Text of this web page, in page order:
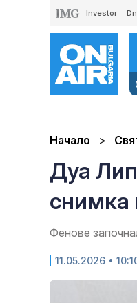
Investor
Начало
Дуа
снимка
Фенове
11.05.2026 •